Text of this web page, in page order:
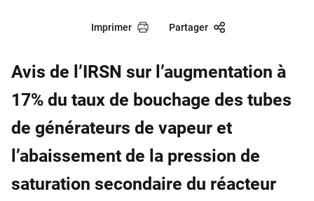
Imprimer Partager
Avis de l’IRSN sur l’augmentation à
17% du taux de bouchage des tubes
de générateurs de vapeur et
l’abaissement de la pression de
saturation secondaire du réacteur